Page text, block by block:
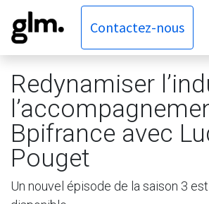
Contactez-nous
Redynamiser
Bpifrance avec
Pouget
Un nouvel épisode de la saison 3